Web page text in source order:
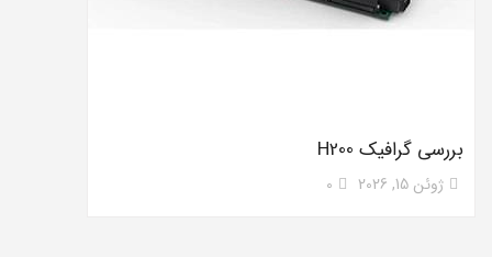
بررسی گرافیک H200
ژوئن 15, 2026 0